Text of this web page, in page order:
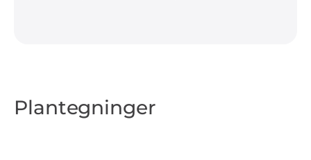
Plantegninger